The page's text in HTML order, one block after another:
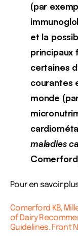
(par
et la
principaux
certaines
courantes
monde
maladies
Pour en savoir
Comerford KB,
of Dairy
Guidelines. Front